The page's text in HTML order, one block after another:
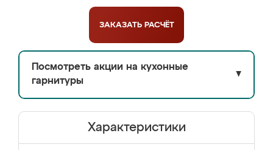
ЗАКАЗАТЬ РАСЧЁТ
Посмотреть акции на кухонные
гарнитуры
▼
Характеристики